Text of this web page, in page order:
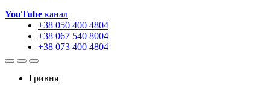
YouTube канал
+38 050 400 4804
+38 067 540 8004
+38 073 400 4804
Гривня